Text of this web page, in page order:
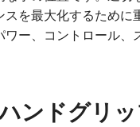
を最大化するために
ワー、コントロール、
ンドグリ